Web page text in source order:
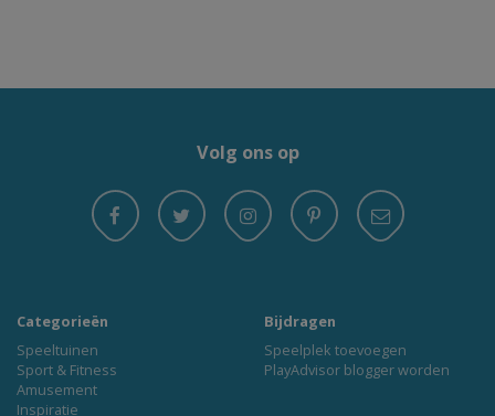
Volg ons op
Categorieën
Speeltuinen
Sport & Fitness
Amusement
Inspiratie
Bijdragen
Speelplek toevoegen
PlayAdvisor blogger worden